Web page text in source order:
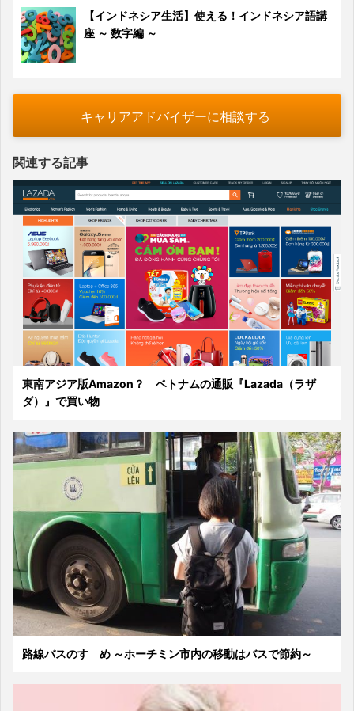
【インドネシア生活】使える！インドネシア語講
座 ～ 数字編 ～
キャリアアドバイザーに相談する
関連する記事
東南アジア版Amazon？ ベトナムの通販『Lazada（ラザ
ダ）』で買い物
路線バスのすゝめ ～ホーチミン市内の移動はバスで節約～